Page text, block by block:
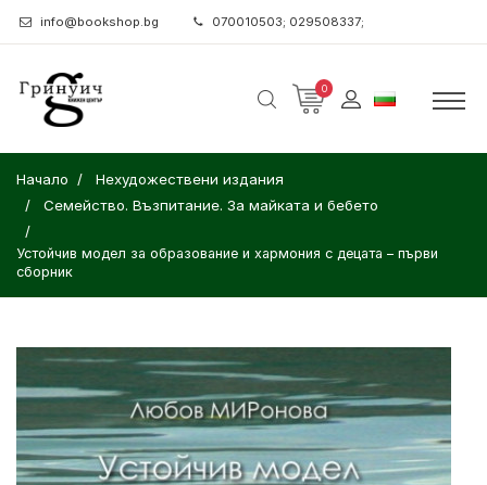
info@bookshop.bg 070010503; 029508337;
0
Начало
Нехудожествени издания
Семейство. Възпитание. За майката и бебето
Устойчив модел за образование и хармония с децата – първи
сборник